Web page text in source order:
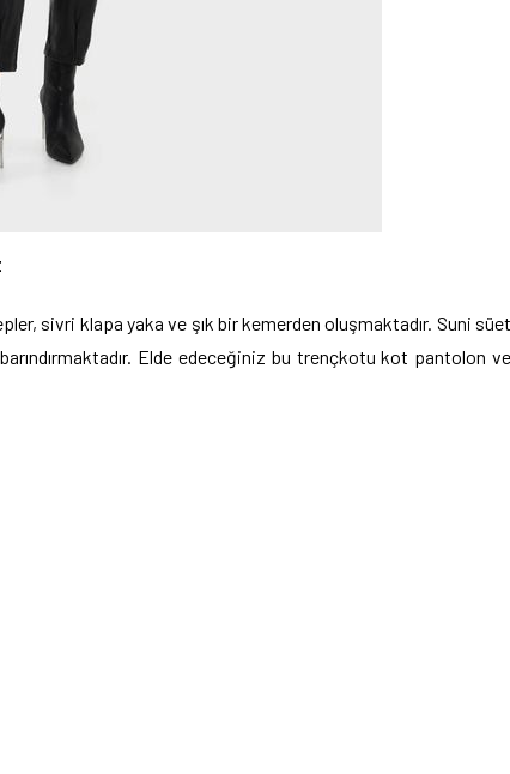
sivri klapa yaka ve şık bir kemerden oluşmaktadır. Suni
Elde edeceğiniz bu trençkotu kot pantolon ve